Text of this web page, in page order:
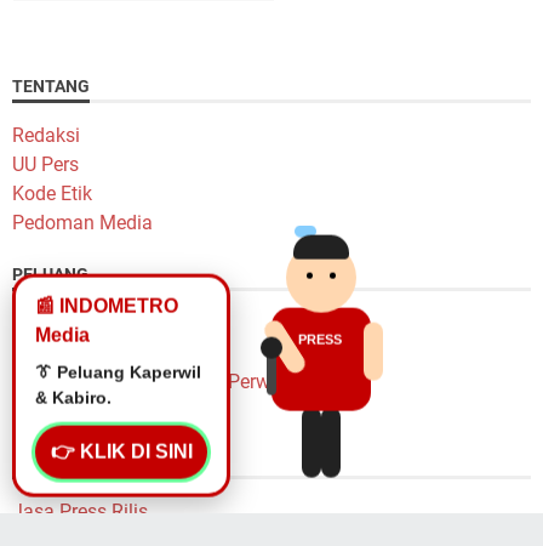
📰 INDOMETRO
Media
👔 Peluang Kaperwil
& Kabiro.
👉 KLIK DI SINI
PRESS
TENTANG
Redaksi
UU Pers
Kode Etik
Pedoman Media
PELUANG
Peluang Karir
Lowongan Kepala Biro & Perwakilan
Penulis Freelance
LAYANAN
Jasa Press Rilis